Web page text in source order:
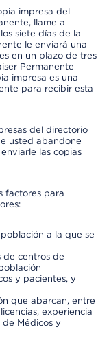
impresa del
llame a
los siete días de la
le enviará una
en un plazo de tres
Permanente
impresa es una
para recibir esta
del directorio
usted abandone
las copias
factores para
a la que se
de centros de
y pacientes, y
que abarcan, entre
experiencia
Médicos y